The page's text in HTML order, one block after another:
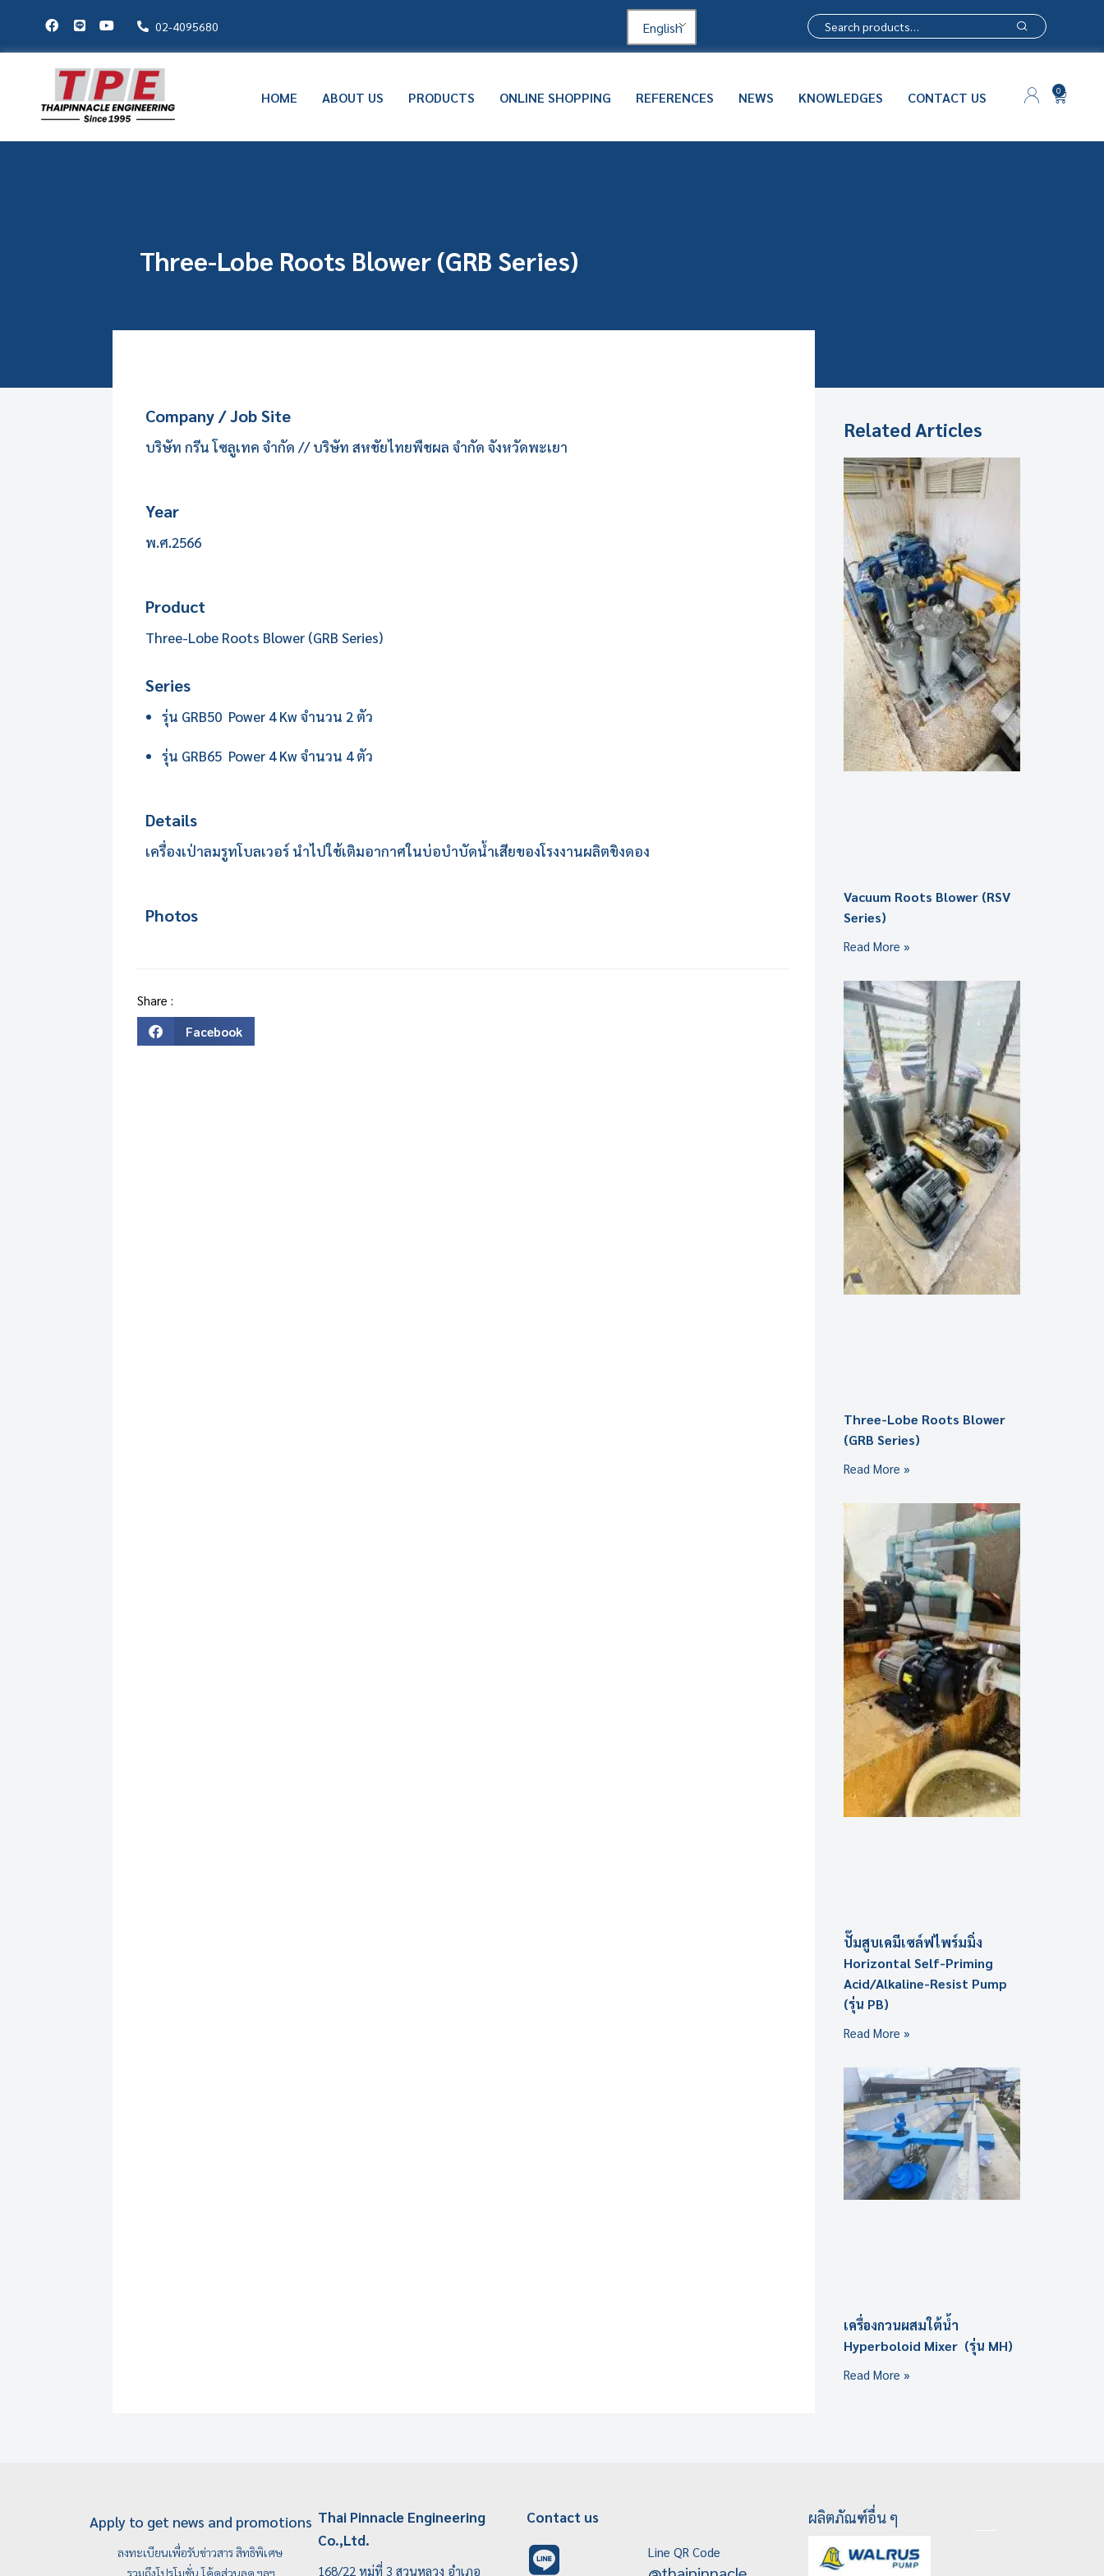
02-4095680 English
0
HOME ABOUT US PRODUCTS ONLINE SHOPPING REFERENCES NEWS KNOWLEDGES CONTACT US
Three-Lobe Roots Blower (GRB Series)
Company / Job Site
บริษัท กรีน โซลูเทค จำกัด // บริษัท สหชัยไทยพืชผล จำกัด จังหวัดพะเยา
Year
พ.ศ.2566
Product
Three-Lobe Roots Blower (GRB Series)
Series
รุ่น GRB50 Power 4 Kw จำนวน 2 ตัว
รุ่น GRB65 Power 4 Kw จำนวน 4 ตัว
Details
เครื่องเป่าลมรูทโบลเวอร์ นำไปใช้เติมอากาศในบ่อบำบัดน้ำเสียของโรงงานผลิตขิงดอง
Photos
Share :
Facebook
Related Articles
Vacuum Roots Blower (RSV
Series)
Read More »
Three-Lobe Roots Blower
(GRB Series)
Read More »
ปั๊มสูบเคมีเซล์ฟไพร์มมิ่ง
Horizontal Self-Priming
Acid/Alkaline-Resist Pump
(รุ่น PB)
Read More »
เครื่องกวนผสมใต้น้ำ
Hyperboloid Mixer (รุ่น MH)
Read More »
Apply to get news and promotions
ลงทะเบียนเพื่อรับข่าวสาร สิทธิพิเศษ
รวมถึงโปรโมชั่น โค้ดส่วนลด ฯลฯ
Thai Pinnacle Engineering
Co.,Ltd.
168/22 หมู่ที่ 3 สวนหลวง อำเภอ
Contact us
Line QR Code
ผลิตภัณฑ์อื่น ๆ